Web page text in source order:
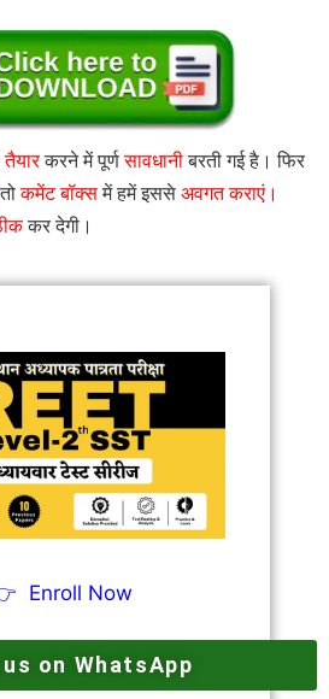
तैयारकरने में पूर्णसावधानीबरती गई है। फिर
कमेंट बॉक्समें हमें इससे अवगत कराएं।
कर देगी।
Enroll Now
on WhatsApp